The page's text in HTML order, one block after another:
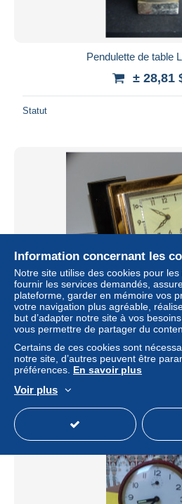
Pendulette de table
± 28,81
Statut
-ANCIEN REVEIL
FONCTIONNE
± 67,98
Statut
Information concernant les
Notre site utilise des cookies pour
fournir les services demandés,
plateforme, garder en mémoire vos
votre navigation plus agréable,
but d’adapter notre site à vos
vous permettre de partager du
Certains de ces cookies sont
notre site, d’autres peuvent être
préférences. En savoir plus
Voir plus